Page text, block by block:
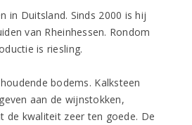
in Duitsland. Sinds 2000 is hij
van Rheinhessen. Rondom
is riesling.
bodems. Kalksteen
aan de wijnstokken,
de kwaliteit zeer ten goede. De